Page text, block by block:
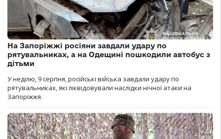
На Запоріжжі росіяни завдали удару по
рятувальниках, а на Одещині пошкодили автобус з
дітьми
У неділю, 9 серпня, російські війська завдали удару по
рятувальниках, які ліквідовували наслідки нічної атаки на
Запоріжжя.